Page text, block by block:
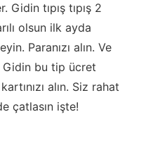
Gidin tıpış tıpış 2
olsun ilk ayda
Paranızı alın. Ve
Gidin bu tip ücret
alın. Siz rahat
çatlasın işte!